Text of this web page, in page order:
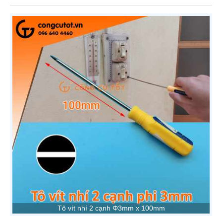
Tô vít nhí 2 cạnh Φ3mm x 100mm